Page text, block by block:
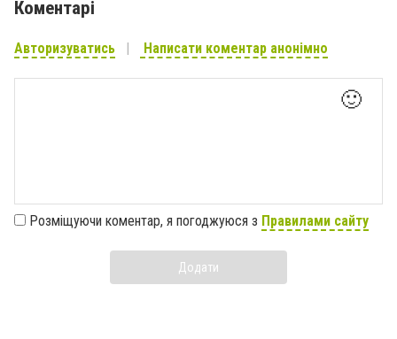
Коментарі
Авторизуватись Написати коментар анонімно
🙂
Розміщуючи коментар, я погоджуюся з Правилами сайту
Додати